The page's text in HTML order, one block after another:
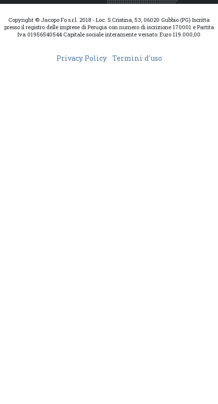
Copyright © Jacopo Fo s.r.l. 2018 - Loc. S.Cristina, 53, 06020 Gubbio (PG) Iscritta
presso il registro delle imprese di Perugia con numero di iscrizione 170001 e Partita
Iva 01956540544 Capitale sociale interamente versato: Euro 119.000,00
Privacy Policy Termini d'uso